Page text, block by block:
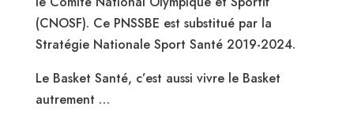
(CNOSF). Ce PNSSBE est substitué par la
Stratégie Nationale Sport Santé 2019-2024.
Le Basket Santé, c’est aussi vivre le Basket
autrement …